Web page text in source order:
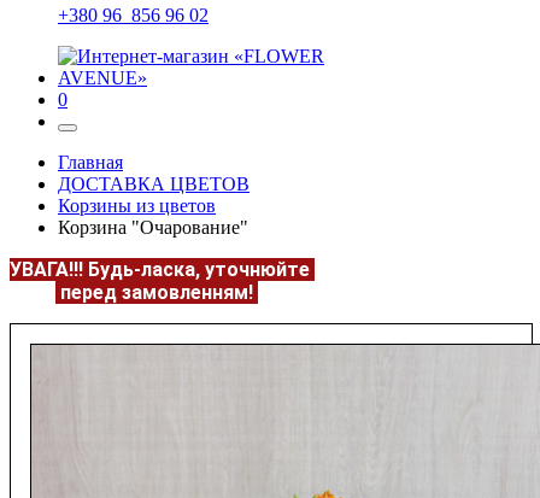
+380 96 856 96 02
0
Главная
ДОСТАВКА ЦВЕТОВ
Корзины из цветов
Корзина "Очарование"
УВАГА!!! Будь-ласка, уточнюйте
перед замовленням!